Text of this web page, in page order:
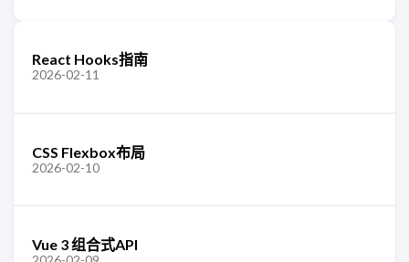
React Hooks指南
2026-02-11
CSS Flexbox布局
2026-02-10
Vue 3 组合式API